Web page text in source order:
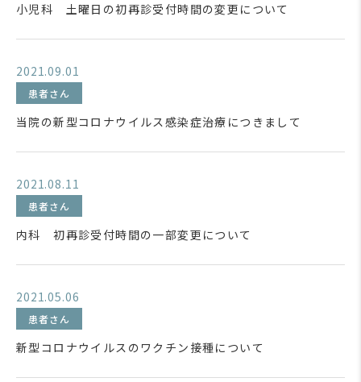
小児科 土曜日の初再診受付時間の変更について
2021.09.01
患者さん
当院の新型コロナウイルス感染症治療につきまして
2021.08.11
患者さん
内科 初再診受付時間の一部変更について
2021.05.06
患者さん
新型コロナウイルスのワクチン接種について